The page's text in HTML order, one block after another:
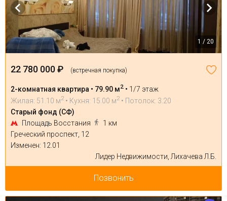
1 / 20
22 780 000 ₽ (встречная покупка)
2-комнатная квартира • 79.90 м2 • 1/7 этаж
Жилая: 51.10 м2 • Кухня: 15.00 м2 • Потолок: 3.20
Старый фонд (СФ)
Площадь Восстания
1 км
Греческий проспект, 12
Изменен: 12.01
Лидер Недвижимости, Лихачева Л.Б.
Позвонить